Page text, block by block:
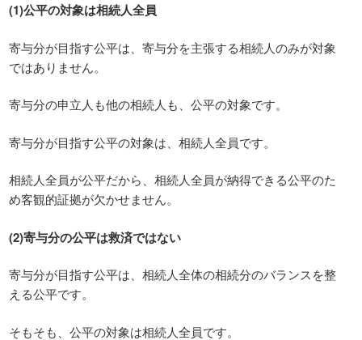
(1)公平の対象は相続人全員
寄与分が目指す公平は、寄与分を主張する相続人のみが対象
ではありません。
寄与分の申立人も他の相続人も、公平の対象です。
寄与分が目指す公平の対象は、相続人全員です。
相続人全員が公平だから、相続人全員が納得できる公平のた
め客観的証拠が欠かせません。
(2)寄与分の公平は救済ではない
寄与分が目指す公平は、相続人全体の相続分のバランスを整
える公平です。
そもそも、公平の対象は相続人全員です。